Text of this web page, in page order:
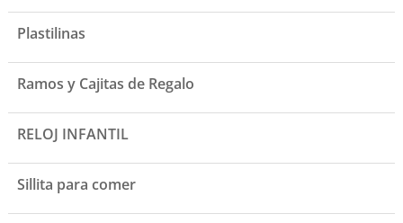
Plastilinas
Ramos y Cajitas de Regalo
RELOJ INFANTIL
Sillita para comer